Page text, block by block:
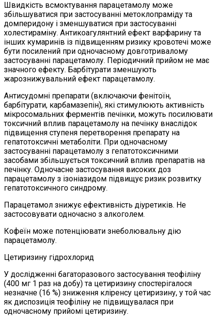
Швидкість всмоктування парацетамолу може
збільшуватися при застосуванні метоклопраміду та
домперидону і зменшуватися при застосуванні
холестираміну. Антикоагулянтний ефект варфарину та
інших кумаринів із підвищенням ризику кровотечі може
бути посилений при одночасному довготривалому
застосуванні парацетамолу. Періодичний прийом не має
значного ефекту. Барбітурати зменшують
жарознижувальний ефект парацетамолу.
Антисудомні препарати (включаючи фенітоїн,
барбітурати, карбамазепін), які стимулюють активність
мікросомальних ферментів печінки, можуть посилювати
токсичний вплив парацетамолу на печінку внаслідок
підвищення ступеня перетворення препарату на
гепатотоксичні метаболіти. При одночасному
застосуванні парацетамолу з гепатотоксичними
засобами збільшується токсичний вплив препаратів на
печінку. Одночасне застосування високих доз
парацетамолу з ізоніазидом підвищує ризик розвитку
гепатотоксичного синдрому.
Парацетамол знижує ефективність діуретиків. Не
застосовувати одночасно з алкоголем.
Кофеїн може потенціювати знеболювальну дію
парацетамолу.
Цетиризину гідрохлорид
У дослідженні багаторазового застосування теофіліну
(400 мг 1 раз на добу) та цетиризину спостерігалося
незначне (16 %) зниження кліренсу цетиризину, у той час
як диспозиція теофіліну не підвищувалася при
одночасному прийомі цетиризину.